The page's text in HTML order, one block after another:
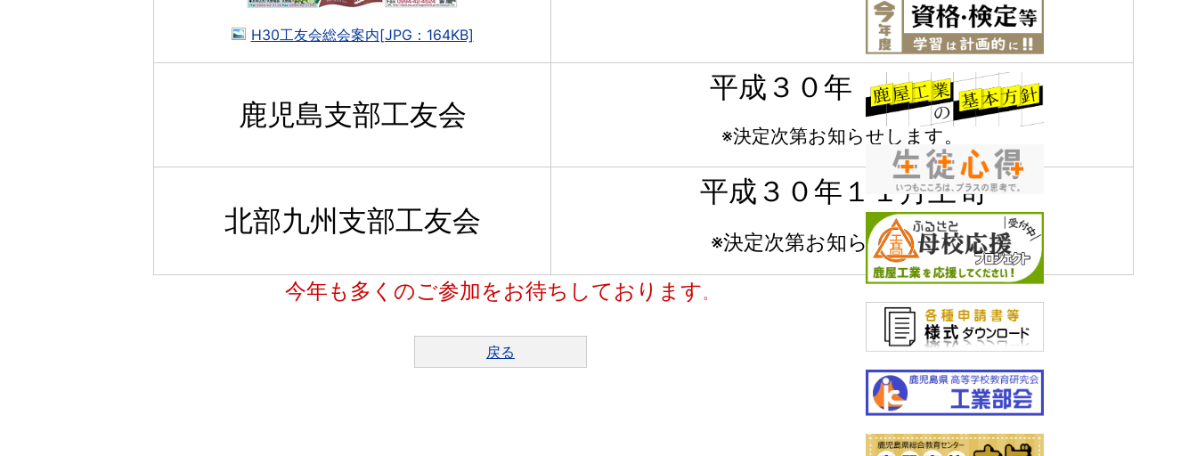
H30工友会総会案内[JPG：164KB]
鹿児島支部工友会
平成３０年 ９月上旬
※決定次第お知らせします。
北部九州支部工友会
平成３０年１１月上旬
※決定次第お知らせします。
今年も多くのご参加をお待ちしております。
戻る